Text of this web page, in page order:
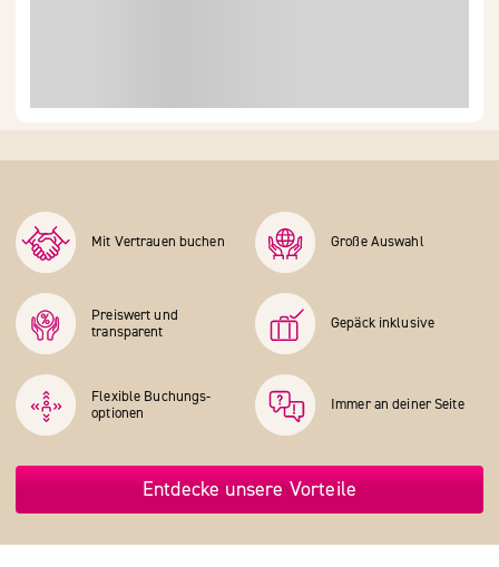
Mit Vertrauen buchen Große Auswahl
Preiswert und
transparent
Gepäck inklusive
Flexible Buchungs­
optionen
Immer an deiner Seite
Entdecke unsere Vorteile